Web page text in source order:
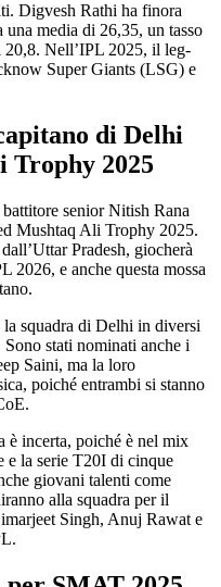
Digvesh Rathi ha finora
media di 26,35, un tasso
20,8. Nell’IPL 2025, il leg-
Super Giants (LSG) e
di Delhi
Trophy 2025
senior Nitish Rana
Mushtaq Ali Trophy 2025.
Pradesh, giocherà
2026, e anche questa mossa
squadra di Delhi in diversi
stati nominati anche i
Saini, ma la loro
poiché entrambi si stanno
è incerta, poiché è nel mix
e la serie T20I di cinque
giovani talenti come
alla squadra per il
Singh, Anuj Rawat e